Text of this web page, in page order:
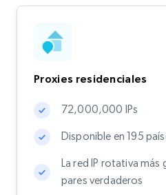
Proxies residenciales
72,000,000 IPs
Disponible en 195
La red IP rotativa
pares verdaderos